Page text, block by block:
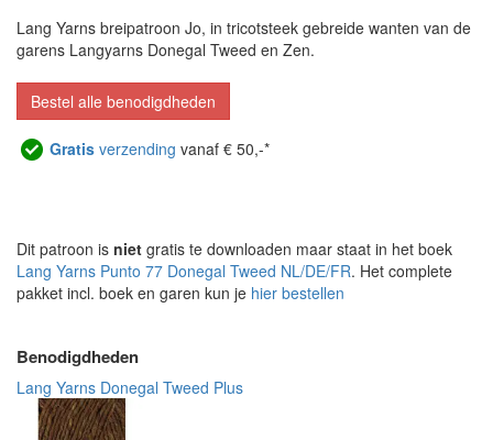
Lang Yarns breipatroon Jo, in tricotsteek gebreide wanten van de
garens Langyarns Donegal Tweed en Zen.
Bestel alle benodigdheden
Gratis verzending vanaf € 50,-*
Dit patroon is niet gratis te downloaden maar staat in het boek
Lang Yarns Punto 77 Donegal Tweed NL/DE/FR. Het complete
pakket incl. boek en garen kun je hier bestellen
Benodigdheden
Lang Yarns Donegal Tweed Plus